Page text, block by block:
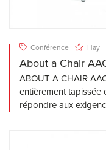
Conférence Hay
About a Chair
ABOUT A CHAIR
entièrement
répondre aux